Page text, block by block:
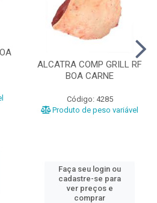
ALCATRA COMP GRILL RF
BOA CARNE
Código: 4285
Produto de peso variável
Faça seu login ou
cadastre-se para
ver preços e
comprar